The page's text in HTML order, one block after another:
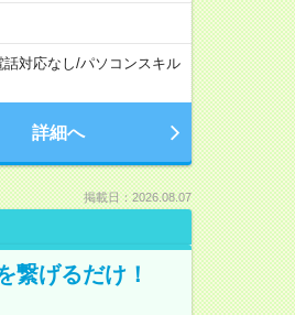
話対応なし/パソコンスキル
詳細へ
掲載日：2026.08.07
繋げるだけ！